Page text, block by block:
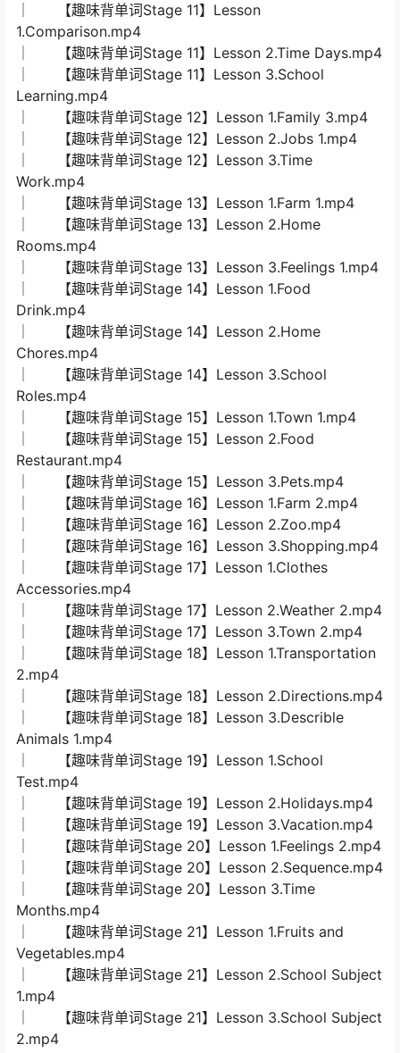
│ 【趣味背单词Stage 11】Lesson
1.Comparison.mp4
│ 【趣味背单词Stage 11】Lesson 2.Time Days.mp4
│ 【趣味背单词Stage 11】Lesson 3.School
Learning.mp4
│ 【趣味背单词Stage 12】Lesson 1.Family 3.mp4
│ 【趣味背单词Stage 12】Lesson 2.Jobs 1.mp4
│ 【趣味背单词Stage 12】Lesson 3.Time
Work.mp4
│ 【趣味背单词Stage 13】Lesson 1.Farm 1.mp4
│ 【趣味背单词Stage 13】Lesson 2.Home
Rooms.mp4
│ 【趣味背单词Stage 13】Lesson 3.Feelings 1.mp4
│ 【趣味背单词Stage 14】Lesson 1.Food
Drink.mp4
│ 【趣味背单词Stage 14】Lesson 2.Home
Chores.mp4
│ 【趣味背单词Stage 14】Lesson 3.School
Roles.mp4
│ 【趣味背单词Stage 15】Lesson 1.Town 1.mp4
│ 【趣味背单词Stage 15】Lesson 2.Food
Restaurant.mp4
│ 【趣味背单词Stage 15】Lesson 3.Pets.mp4
│ 【趣味背单词Stage 16】Lesson 1.Farm 2.mp4
│ 【趣味背单词Stage 16】Lesson 2.Zoo.mp4
│ 【趣味背单词Stage 16】Lesson 3.Shopping.mp4
│ 【趣味背单词Stage 17】Lesson 1.Clothes
Accessories.mp4
│ 【趣味背单词Stage 17】Lesson 2.Weather 2.mp4
│ 【趣味背单词Stage 17】Lesson 3.Town 2.mp4
│ 【趣味背单词Stage 18】Lesson 1.Transportation
2.mp4
│ 【趣味背单词Stage 18】Lesson 2.Directions.mp4
│ 【趣味背单词Stage 18】Lesson 3.Describle
Animals 1.mp4
│ 【趣味背单词Stage 19】Lesson 1.School
Test.mp4
│ 【趣味背单词Stage 19】Lesson 2.Holidays.mp4
│ 【趣味背单词Stage 19】Lesson 3.Vacation.mp4
│ 【趣味背单词Stage 20】Lesson 1.Feelings 2.mp4
│ 【趣味背单词Stage 20】Lesson 2.Sequence.mp4
│ 【趣味背单词Stage 20】Lesson 3.Time
Months.mp4
│ 【趣味背单词Stage 21】Lesson 1.Fruits and
Vegetables.mp4
│ 【趣味背单词Stage 21】Lesson 2.School Subject
1.mp4
│ 【趣味背单词Stage 21】Lesson 3.School Subject
2.mp4